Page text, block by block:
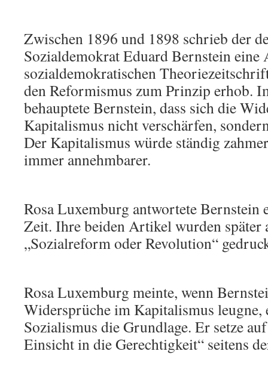
Zwischen 1896 und 1898 schrieb der
Sozialdemokrat Eduard Bernstein
sozialdemokratischen
den Reformismus zum Prinzip erhob.
behauptete Bernstein, dass sich die
Kapitalismus nicht verschärfen,
Der Kapitalismus würde ständig
immer annehmbarer.
Rosa Luxemburg antwortete Bernstein
Zeit. Ihre beiden Artikel wurden später
„Sozialreform oder Revolution“
Rosa Luxemburg meinte, wenn
Widersprüche im Kapitalismus leugne,
Sozialismus die Grundlage. Er setze
Einsicht in die Gerechtigkeit“ seitens